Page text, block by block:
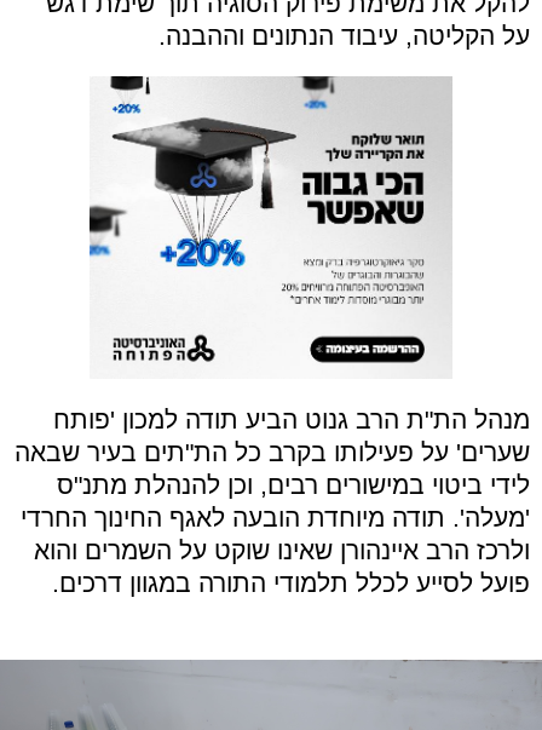
על הקליטה, עיבוד הנתונים וההבנה.
מנהל הת"ת הרב גנוט הביע תודה למכון 'פותח
שערים' על פעילותו בקרב כל הת"תים בעיר שבאה
לידי ביטוי במישורים רבים, וכן להנהלת מתנ"ס
'מעלה'. תודה מיוחדת הובעה לאגף החינוך החרדי
ולרכז הרב איינהורן שאינו שוקט על השמרים והוא
פועל לסייע לכלל תלמודי התורה במגוון דרכים.